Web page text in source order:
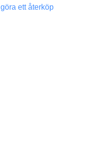
ett återköp